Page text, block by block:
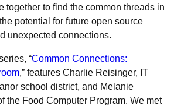
together to find the common threads in
potential for future open source
unexpected connections.
“Common Connections:
,” features Charlie Reisinger, IT
school district, and Melanie
the Food Computer Program. We met